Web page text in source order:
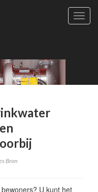
Bron
U kunt het